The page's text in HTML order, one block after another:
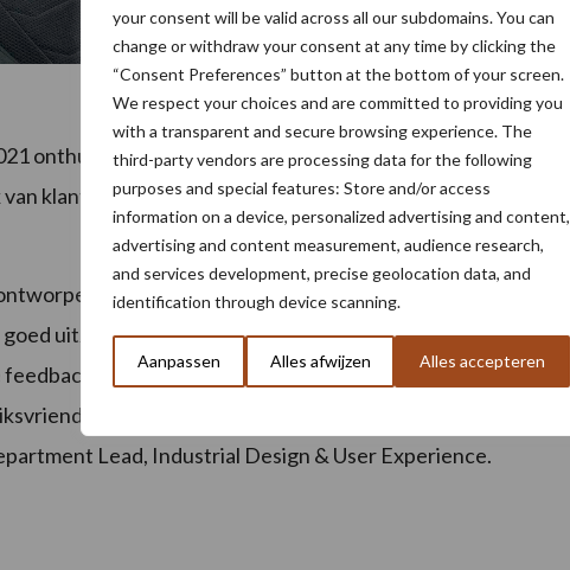
your consent will be valid across all our subdomains. You can
change or withdraw your consent at any time by clicking the
“Consent Preferences” button at the bottom of your screen.
We respect your choices and are committed to providing you
with a transparent and secure browsing experience. The
third-party vendors are processing data for the following
purposes and special features: Store and/or access
information on a device, personalized advertising and content,
advertising and content measurement, audience research,
and services development, precise geolocation data, and
identification through device scanning.
Aanpassen Alles afwijzen Alles accepteren
onthuld en hij is ontworpen op basis van de bekroonde
klanten te verwerken om de N-serie verder te
om de klant de best mogelijke tractorervaring te
uitzien, maar moet ook dienst doen bij diverse
ontvangen van onze klanten. Velen beschrijven de
vooral op het gebied van smart farming
Lead, Industrial Design & User Experience.